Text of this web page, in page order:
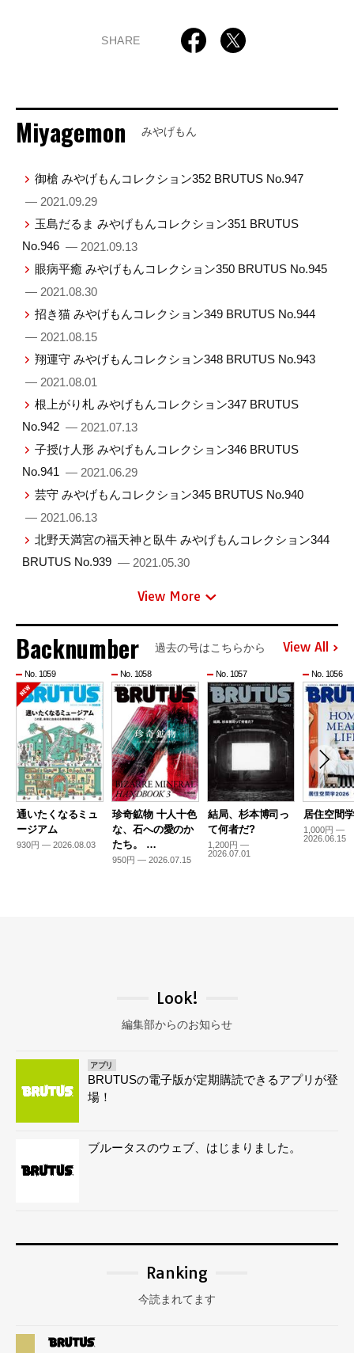
SHARE
Miyagemon みやげもん
御槍 みやげもんコレクション352 BRUTUS No.947
— 2021.09.29
玉島だるま みやげもんコレクション351 BRUTUS
No.946 — 2021.09.13
眼病平癒 みやげもんコレクション350 BRUTUS No.945
— 2021.08.30
招き猫 みやげもんコレクション349 BRUTUS No.944
— 2021.08.15
翔運守 みやげもんコレクション348 BRUTUS No.943
— 2021.08.01
根上がり札 みやげもんコレクション347 BRUTUS
No.942 — 2021.07.13
子授け人形 みやげもんコレクション346 BRUTUS
No.941 — 2021.06.29
芸守 みやげもんコレクション345 BRUTUS No.940
— 2021.06.13
北野天満宮の福天神と臥牛 みやげもんコレクション344
BRUTUS No.939 — 2021.05.30
View More
Backnumber 過去の号はこちらから View All
No. 1059
通いたくなるミュ
ージアム
930円 — 2026.08.03
No. 1058
珍奇鉱物 十人十色
な、石への愛のか
たち。 …
950円 — 2026.07.15
No. 1057
結局、杉本博司っ
て何者だ?
1,200円 —
2026.07.01
No. 1056
居住空間
1,000円 —
2026.06.15
Look!
編集部からのお知らせ
アプリ
BRUTUSの電子版が定期購読できるアプリが登
場！
ブルータスのウェブ、はじまりました。
Ranking
今読まれてます